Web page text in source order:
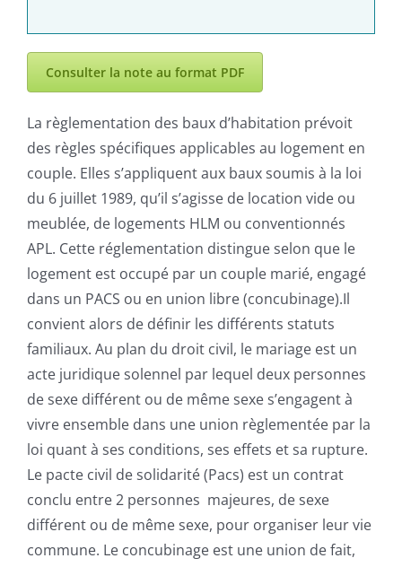
Consulter la note au format PDF
La règlementation des baux d’habitation prévoit
des règles spécifiques applicables au logement en
couple. Elles s’appliquent aux baux soumis à la loi
du 6 juillet 1989, qu’il s’agisse de location vide ou
meublée, de logements HLM ou conventionnés
APL. Cette réglementation distingue selon que le
logement est occupé par un couple marié, engagé
dans un PACS ou en union libre (concubinage).Il
convient alors de définir les différents statuts
familiaux. Au plan du droit civil, le mariage est un
acte juridique solennel par lequel deux personnes
de sexe différent ou de même sexe s’engagent à
vivre ensemble dans une union règlementée par la
loi quant à ses conditions, ses effets et sa rupture.
Le pacte civil de solidarité (Pacs) est un contrat
conclu entre 2 personnes majeures, de sexe
différent ou de même sexe, pour organiser leur vie
commune. Le concubinage est une union de fait,